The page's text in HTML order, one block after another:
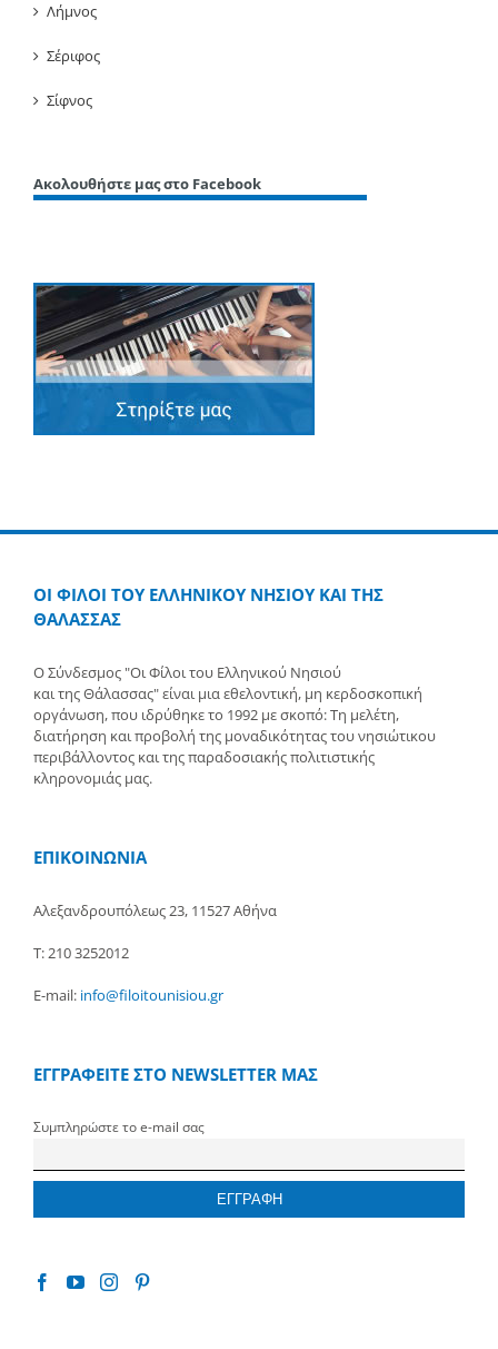
Λήμνος
Σέριφος
Σίφνος
Ακολουθήστε μας στο Facebook
ΟΙ ΦΙΛΟΙ ΤΟΥ ΕΛΛΗΝΙΚΟΥ ΝΗΣΙΟΥ ΚΑΙ ΤΗΣ
ΘΑΛΑΣΣΑΣ
Ο Σύνδεσμος "Οι Φίλοι του Ελληνικού Νησιού
και της Θάλασσας" είναι μια εθελοντική, μη κερδοσκοπική
οργάνωση, που ιδρύθηκε το 1992 με σκοπό: Τη μελέτη,
διατήρηση και προβολή της μοναδικότητας του νησιώτικου
περιβάλλοντος και της παραδοσιακής πολιτιστικής
κληρονομιάς μας.
ΕΠΙΚΟΙΝΩΝΙΑ
Αλεξανδρουπόλεως 23, 11527 Αθήνα
Τ: 210 3252012
E-mail: info@filoitounisiou.gr
ΕΓΓΡΑΦΕΙΤΕ ΣΤΟ NEWSLETTER ΜΑΣ
Συμπληρώστε το e-mail σας